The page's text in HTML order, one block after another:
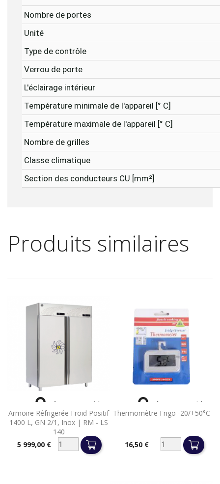
Nombre de portes
Unité
Type de contrôle
Verrou de porte
L'éclairage intérieur
Température minimale de l'appareil [° C]
Température maximale de l'appareil [° C]
Nombre de grilles
Classe climatique
Section des conducteurs CU [mm²]
Produits similaires
Armoire Réfrigerée Froid Positif
1400 L, GN 2/1, Inox | RM - LS
140
Prix5 999,00 €
 Aperçu rapide
Thermomètre Frigo -20/+50°C
16,50 €
 Aperçu rapide